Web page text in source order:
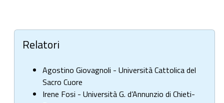
Relatori
Agostino Giovagnoli - Università Cattolica del
Sacro Cuore
Irene Fosi - Università G. d’Annunzio di Chieti-